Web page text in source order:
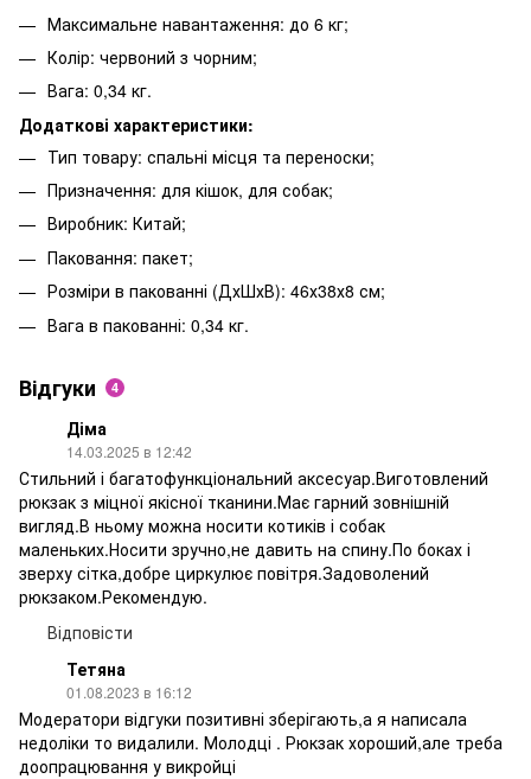
Максимальне навантаження: до 6 кг;
Колір: червоний з чорним;
Вага: 0,34 кг.
Додаткові характеристики:
Тип товару: спальні місця та переноски;
Призначення: для кішок, для собак;
Виробник: Китай;
Паковання: пакет;
Розміри в пакованні (ДхШхВ): 46х38х8 см;
Вага в пакованні: 0,34 кг.
Відгуки 4
Діма
14.03.2025 в 12:42
Стильний і багатофункціональний аксесуар.Виготовлений
рюкзак з міцної якісної тканини.Має гарний зовнішній
вигляд.В ньому можна носити котиків і собак
маленьких.Носити зручно,не давить на спину.По боках і
зверху сітка,добре циркулює повітря.Задоволений
рюкзаком.Рекомендую.
Відповісти
Тетяна
01.08.2023 в 16:12
Модератори відгуки позитивні зберігають,а я написала
недоліки то видалили. Молодці . Рюкзак хороший,але треба
доопрацювання у викройці